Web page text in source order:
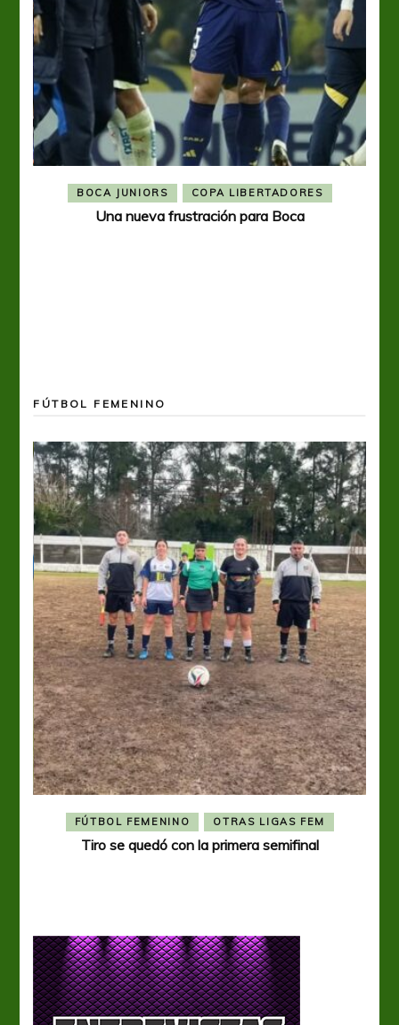
BOCA JUNIORS COPA LIBERTADORES
Una nueva frustración para Boca
FÚTBOL FEMENINO
FÚTBOL FEMENINO OTRAS LIGAS FEM
Tiro se quedó con la primera semifinal